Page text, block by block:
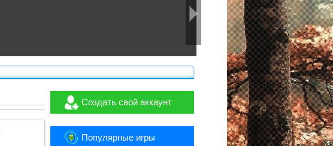
Создать свой аккаунт
Популярные игры